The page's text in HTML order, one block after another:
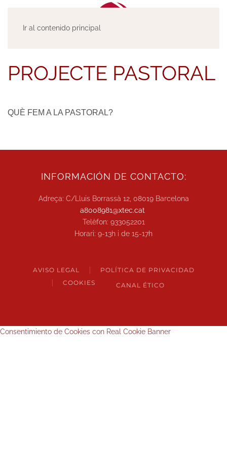
Ir al contenido principal
PROJECTE PASTORAL
QUÈ FEM A LA PASTORAL?
INFORMACIÓN DE CONTACTO:
Adreça: C/Lluis Borrassà 12, 08019 Barcelona
a8008981@xtec.cat
Telèfon: 933052201
Horari: 9-13h i de 15-17h
AVISO LEGAL
POLÍTICA DE PRIVACIDAD
COOKIES
CANAL ÉTICO
Consentimiento de Cookies con Real Cookie Banner